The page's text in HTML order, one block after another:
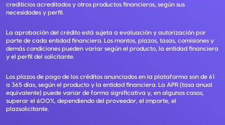
crediticios acreditados y otros productos financieros, según sus
necesidades y perfil.
La aprobación del crédito está sujeta a evaluación y autorización por
parte de cada entidad financiera. Los montos, plazos, tasas, comisiones y
demás condiciones pueden variar según el producto, la entidad financiera
y el perfil del solicitante.
Los plazos de pago de los créditos anunciados en la plataforma son de 61
a 365 días, según el producto y la entidad financiera. La APR (tasa anual
equivalente) puede variar de forma significativa y, en algunos casos,
superar el 600%, dependiendo del proveedor, el importe, el
plazsolicitante.